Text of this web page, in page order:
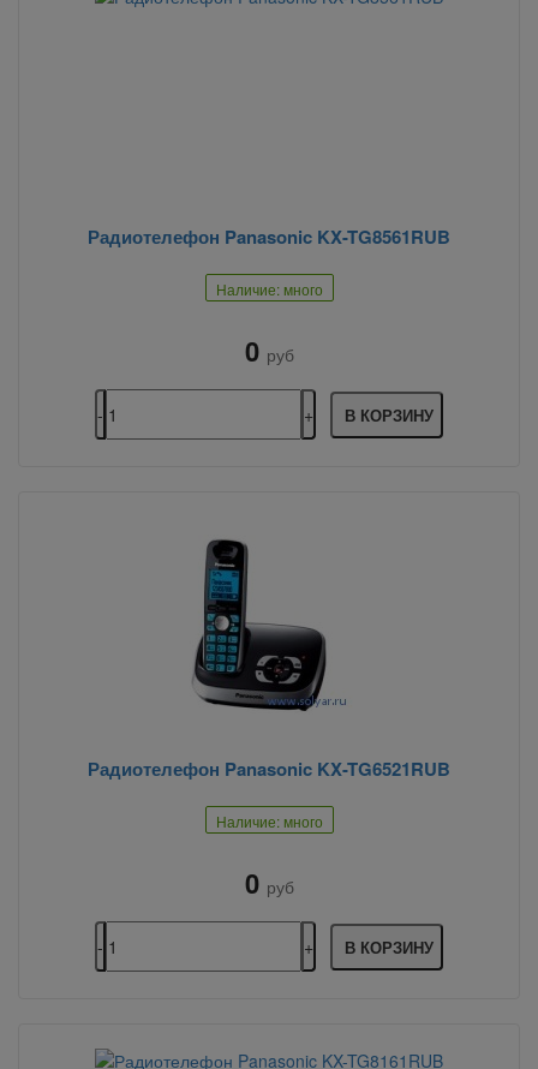
Радиотелефон Panasonic KX-TG8561RUB
Наличие: много
0 руб
В КОРЗИНУ
Радиотелефон Panasonic KX-TG6521RUB
Наличие: много
0 руб
В КОРЗИНУ